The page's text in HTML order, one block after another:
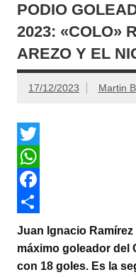
PODIO
2023: «COLO»
AREZO Y EL
17/12/2023 Martin
T
w
t
t
e
W
h
a
t
s
F
a
c
e
C
o
m
Juan Ignacio
máximo goleador del
con 18 goles. Es la